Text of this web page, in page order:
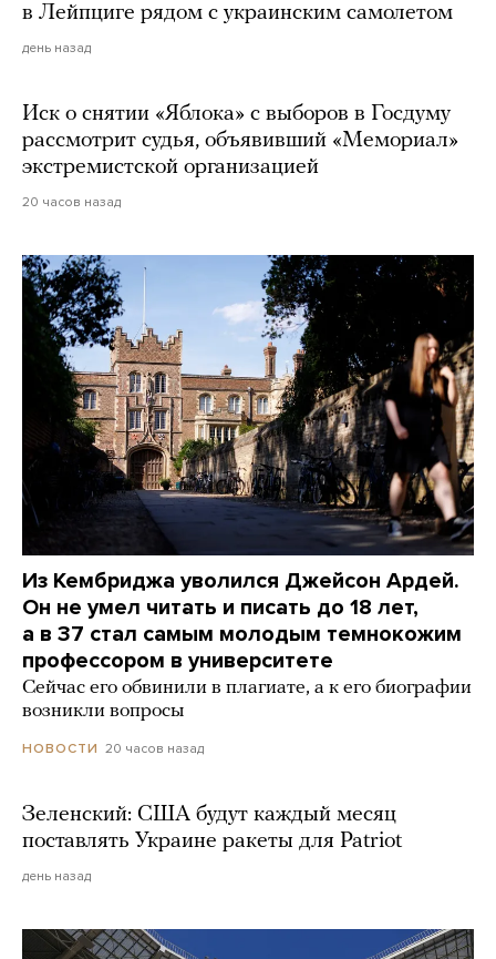
в Лейпциге рядом с украинским самолетом
день назад
Иск о снятии «Яблока» с выборов в Госдуму
рассмотрит судья, объявивший «Мемориал»
экстремистской организацией
20 часов назад
Из Кембриджа уволился Джейсон Ардей.
Он не умел читать и писать до 18 лет,
а в 37 стал самым молодым темнокожим
профессором в университете
Сейчас его обвинили в плагиате, а к его биографии
возникли вопросы
НОВОСТИ 20 часов назад
Зеленский: США будут каждый месяц
поставлять Украине ракеты для Patriot
день назад